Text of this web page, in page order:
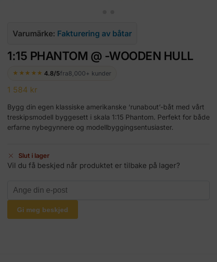
Varumärke: Fakturering av båtar
1:15 PHANTOM @ -WOODEN HULL
★★★★★ 4.8/5fra8,000+ kunder
1 584 kr
Bygg din egen klassiske amerikanske ‘runabout’-båt med vårt
treskipsmodell byggesett i skala 1:15 Phantom. Perfekt for både
erfarne nybegynnere og modellbyggingsentusiaster.
Slut i lager
Vil du få beskjed når produktet er tilbake på lager?
Gi meg beskjed